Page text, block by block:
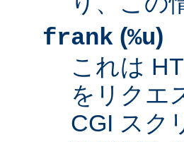
frank (%u)
これは
をリクエ
CGI スク